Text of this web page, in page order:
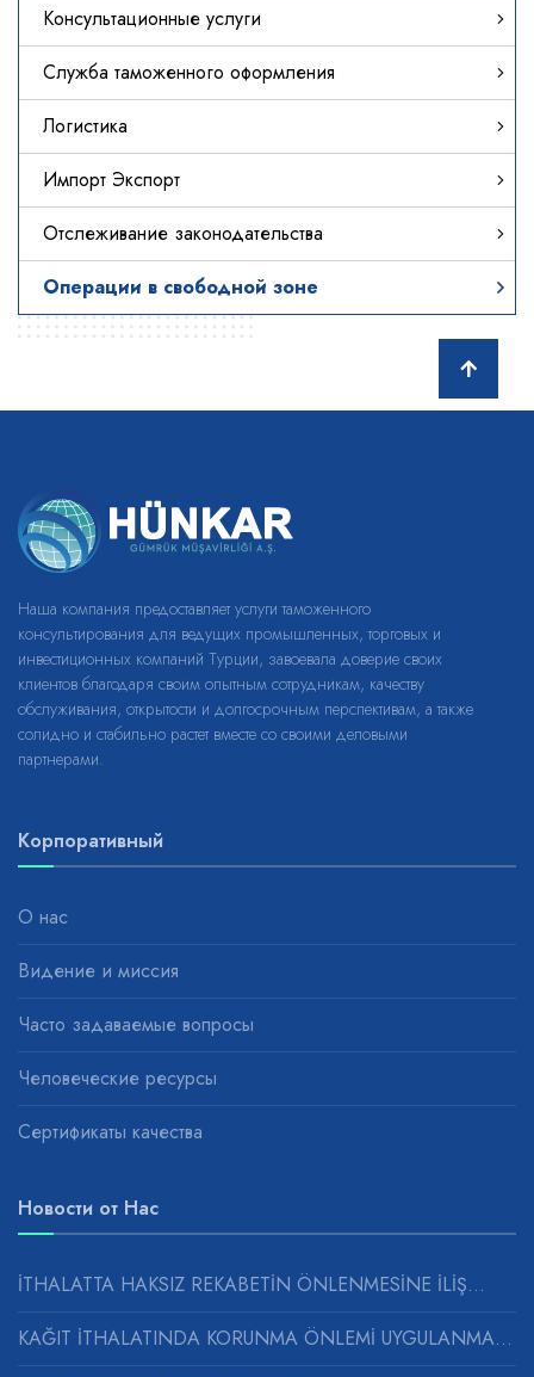
Консультационные услуги
Служба таможенного оформления
Логистика
Импорт Экспорт
Отслеживание законодательства
Операции в свободной зоне
Наша компания предоставляет услуги таможенного
консультирования для ведущих промышленных, торговых и
инвестиционных компаний Турции, завоевала доверие своих
клиентов благодаря своим опытным сотрудникам, качеству
обслуживания, открытости и долгосрочным перспективам, а также
солидно и стабильно растет вместе со своими деловыми
партнерами.
Корпоративный
О нас
Видение и миссия
Часто задаваемые вопросы
Человеческие ресурсы
Сертификаты качества
Новости от Нас
İTHALATTA HAKSIZ REKABETİN ÖNLENMESİNE İLİŞ...
KAĞIT İTHALATINDA KORUNMA ÖNLEMİ UYGULANMASINA...